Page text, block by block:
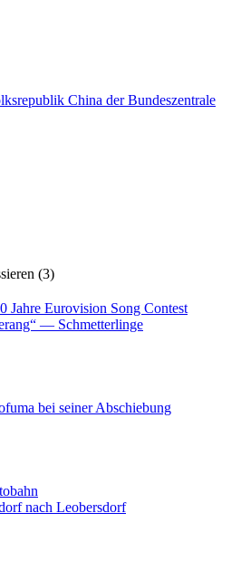
China der Bundeszentrale
(3)
Jahre Eurovision Song Contest
— Schmetterlinge
bei seiner Abschiebung
nach Leobersdorf